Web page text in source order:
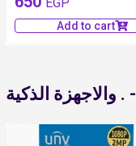
EGP
Add to cart
. والاجهزة الذكية